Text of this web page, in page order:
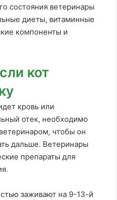
состояния ветеринары
диеты, витаминные
компоненты и
кот
кровь или
отек, необходимо
чтобы он
дальше. Ветеринары
препараты для
заживают на 9-13-й